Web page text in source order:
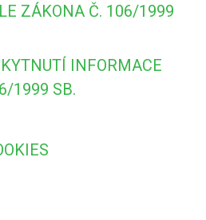
ZÁKONA Č. 106/1999
INFORMACE
1999 SB.